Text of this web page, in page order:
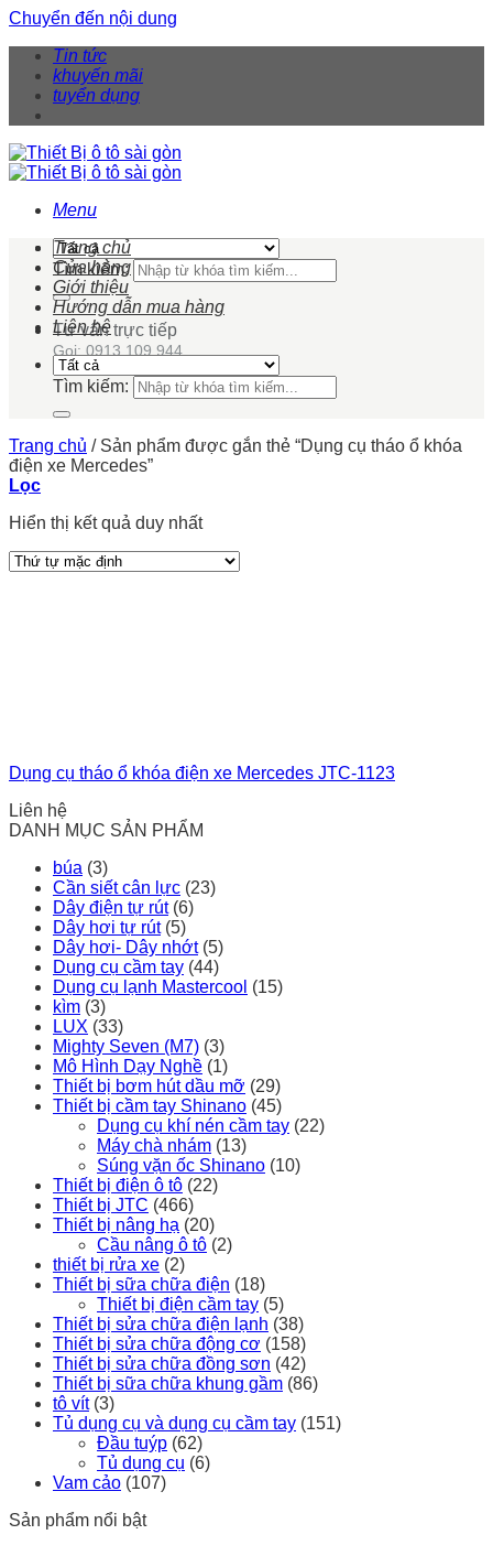
Chuyển đến nội dung
Tin tức
khuyến mãi
tuyển dụng
Menu
Tìm kiếm:
Tư vấn trực tiếp
Gọi: 0913 109 944
Trang chủ
Cửa hàng
Giới thiệu
Hướng dẫn mua hàng
Liên hệ
Tìm kiếm:
Trang chủ /Sản phẩm được gắn thẻ “Dụng cụ tháo ổ khóa
điện xe Mercedes”
Lọc
Hiển thị kết quả duy nhất
Dụng cụ tháo ổ khóa điện xe Mercedes JTC-1123
Liên hệ
DANH MỤC SẢN PHẨM
búa (3)
Cần siết cân lực (23)
Dây điện tự rút (6)
Dây hơi tự rút (5)
Dây hơi- Dây nhớt (5)
Dụng cụ cầm tay (44)
Dụng cụ lạnh Mastercool (15)
kìm (3)
LUX (33)
Mighty Seven (M7) (3)
Mô Hình Dạy Nghề (1)
Thiết bị bơm hút dầu mỡ (29)
Thiết bị cầm tay Shinano (45)
Dụng cụ khí nén cầm tay (22)
Máy chà nhám (13)
Súng vặn ốc Shinano (10)
Thiết bị điện ô tô (22)
Thiết bị JTC (466)
Thiết bị nâng hạ (20)
Cầu nâng ô tô (2)
thiết bị rửa xe (2)
Thiết bị sữa chữa điện (18)
Thiết bị điện cầm tay (5)
Thiết bị sửa chữa điện lạnh (38)
Thiết bị sửa chữa động cơ (158)
Thiết bị sửa chữa đồng sơn (42)
Thiết bị sữa chữa khung gầm (86)
tô vít (3)
Tủ dụng cụ và dụng cụ cầm tay (151)
Đầu tuýp (62)
Tủ dụng cụ (6)
Vam cảo (107)
Sản phẩm nổi bật